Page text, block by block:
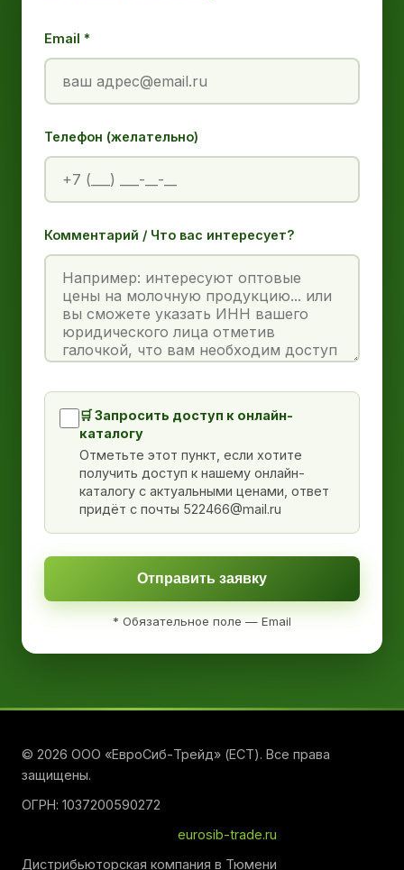
Email *
Телефон (желательно)
Комментарий / Что вас интересует?
🛒 Запросить доступ к онлайн-
каталогу
Отметьте этот пункт, если хотите
получить доступ к нашему онлайн-
каталогу с актуальными ценами, ответ
придёт с почты 522466@mail.ru
Отправить заявку
* Обязательное поле — Email
© 2026 ООО «ЕвроСиб-Трейд» (ЕСТ). Все права
защищены.
ОГРН: 1037200590272
eurosib-trade.ru
Дистрибьюторская компания в Тюмени